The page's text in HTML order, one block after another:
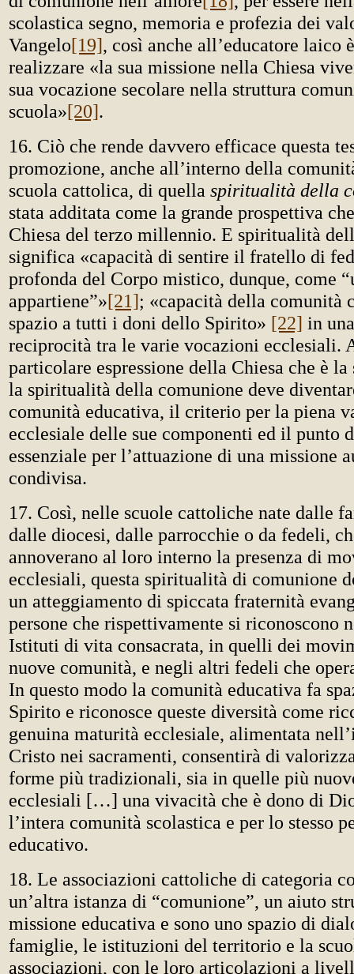
scolastica segno, memoria e profezia dei
Vangelo[19], così anche all’educatore laico
realizzare «la sua missione nella Chiesa
sua vocazione secolare nella struttura
scuola»[20].
16. Ciò che rende davvero efficace questa
promozione, anche all’interno della
scuola cattolica, di quella spiritualità della
stata additata come la grande prospettiva
Chiesa del terzo millennio. E spiritualità
significa «capacità di sentire il fratello di
profonda del Corpo mistico, dunque, come
appartiene”»[21]; «capacità della comunità
spazio a tutti i doni dello Spirito» [22] in
reciprocità tra le varie vocazioni ecclesiali.
particolare espressione della Chiesa che è
la spiritualità della comunione deve
comunità educativa, il criterio per la piena
ecclesiale delle sue componenti ed il punto
essenziale per l’attuazione di una missione
condivisa.
17. Così, nelle scuole cattoliche nate dalle
dalle diocesi, dalle parrocchie o da fedeli,
annoverano al loro interno la presenza di
ecclesiali, questa spiritualità di comunione
un atteggiamento di spiccata fraternità
persone che rispettivamente si riconoscono
Istituti di vita consacrata, in quelli dei
nuove comunità, e negli altri fedeli che
In questo modo la comunità educativa fa
Spirito e riconosce queste diversità come
genuina maturità ecclesiale, alimentata
Cristo nei sacramenti, consentirà di
forme più tradizionali, sia in quelle più
ecclesiali […] una vivacità che è dono di
l’intera comunità scolastica e per lo stesso
educativo.
18. Le associazioni cattoliche di categoria
un’altra istanza di “comunione”, un aiuto
missione educativa e sono uno spazio di
famiglie, le istituzioni del territorio e la
associazioni, con le loro articolazioni a